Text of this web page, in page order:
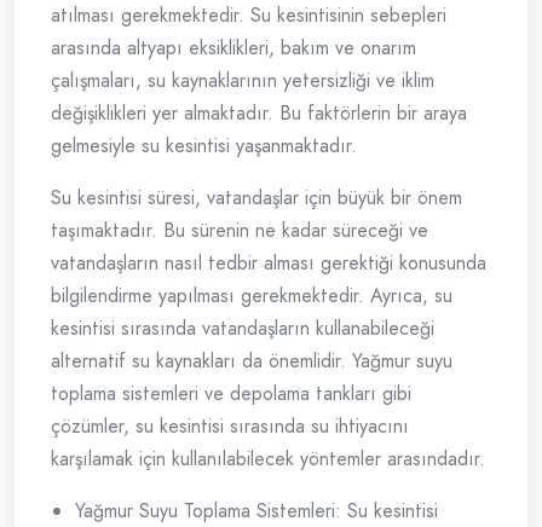
atılması gerekmektedir. Su kesintisinin sebepleri
arasında altyapı eksiklikleri, bakım ve onarım
çalışmaları, su kaynaklarının yetersizliği ve iklim
değişiklikleri yer almaktadır. Bu faktörlerin bir araya
gelmesiyle su kesintisi yaşanmaktadır.
Su kesintisi süresi, vatandaşlar için büyük bir önem
taşımaktadır. Bu sürenin ne kadar süreceği ve
vatandaşların nasıl tedbir alması gerektiği konusunda
bilgilendirme yapılması gerekmektedir. Ayrıca, su
kesintisi sırasında vatandaşların kullanabileceği
alternatif su kaynakları da önemlidir. Yağmur suyu
toplama sistemleri ve depolama tankları gibi
çözümler, su kesintisi sırasında su ihtiyacını
karşılamak için kullanılabilecek yöntemler arasındadır.
Yağmur Suyu Toplama Sistemleri: Su kesintisi